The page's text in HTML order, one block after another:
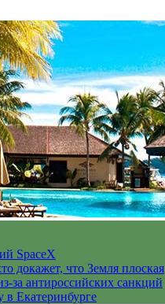
SpaceX
докажет, что Земля плоская
за антироссийских санкций
в Екатеринбурге